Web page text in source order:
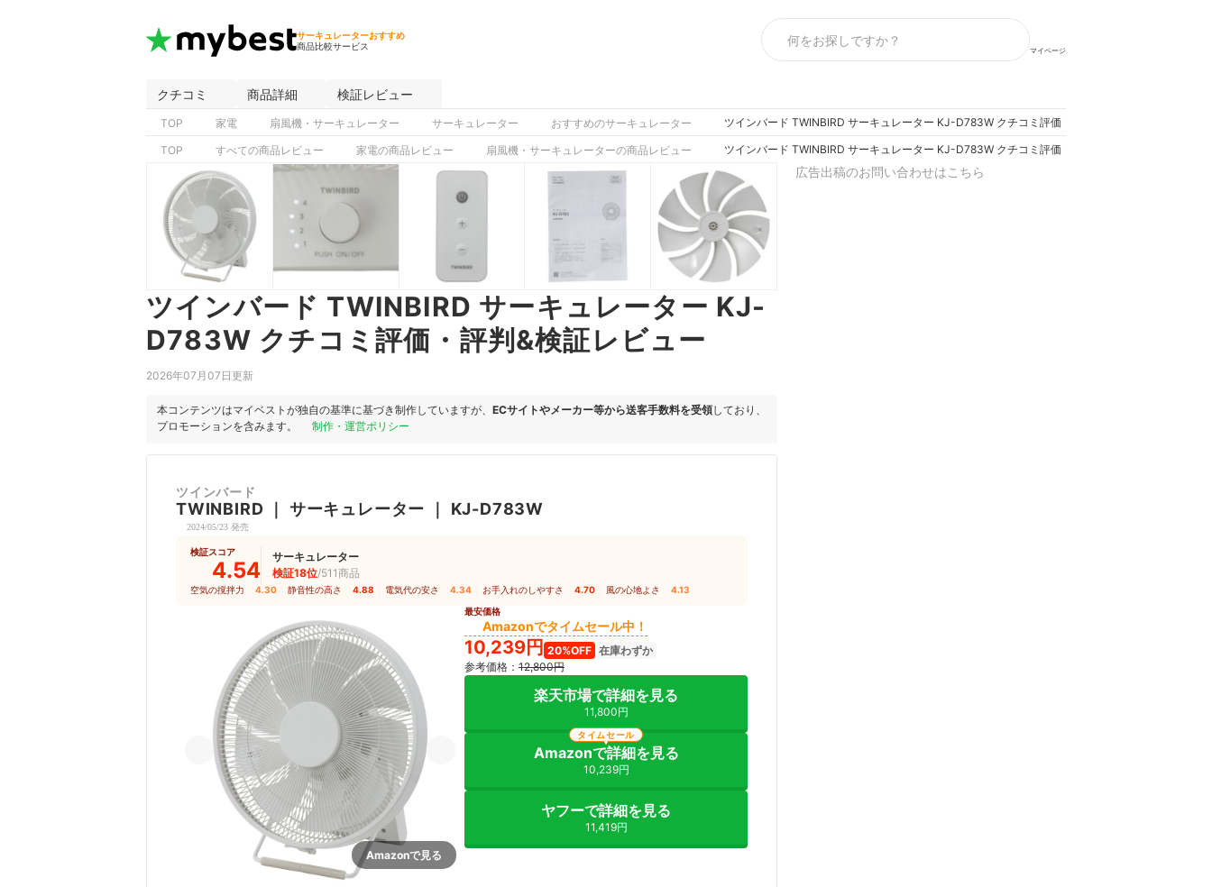
サーキュレーターおすすめ
商品比較サービス
マイページ
クチコミ 商品詳細 検証レビュー
TOP 家電 扇風機・サーキュレーター サーキュレーター おすすめのサーキュレーター ツインバード TWINBIRD サーキュレーター KJ-D783W クチコミ評価・評判&検証レビュー
TOP すべての商品レビュー 家電の商品レビュー 扇風機・サーキュレーターの商品レビュー ツインバード TWINBIRD サーキュレーター KJ-D783W クチコミ評価・評判&検証レビュー
ツインバード TWINBIRD サーキュレーター KJ-
D783W クチコミ評価・評判&検証レビュー
2026年07月07日更新
本コンテンツはマイベストが独自の基準に基づき制作していますが、 ECサイトやメーカー等から送客手数料を受領しており、
プロモーションを含みます。
制作・運営ポリシー
ツインバード
TWINBIRD サーキュレーター KJ-D783W
2024/05/23 発売
検証スコア
4.54
サーキュレーター
検証18位/511商品
空気の撹拌力 4.30 静音性の高さ 4.88 電気代の安さ 4.34 お手入れのしやすさ 4.70 風の心地よさ 4.13
Amazonで見る
最安価格
Amazonでタイムセール中！
10,239円 20%OFF 在庫わずか
参考価格： 12,800円
楽天市場で詳細を見る
11,800円
Amazonで詳細を見る
10,239円
タイムセール
ヤフーで詳細を見る
11,419円
広告出稿のお問い合わせはこちら